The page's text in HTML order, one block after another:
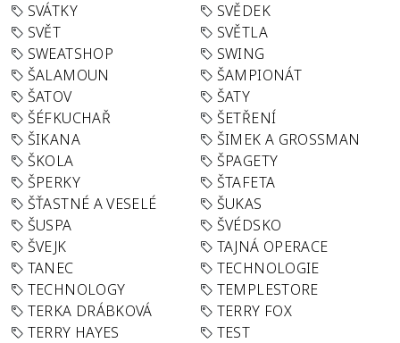
SVÁTKY
SVĚDEK
SVĚT
SVĚTLA
SWEATSHOP
SWING
ŠALAMOUN
ŠAMPIONÁT
ŠATOV
ŠATY
ŠÉFKUCHAŘ
ŠETŘENÍ
ŠIKANA
ŠIMEK A GROSSMAN
ŠKOLA
ŠPAGETY
ŠPERKY
ŠTAFETA
ŠŤASTNÉ A VESELÉ
ŠUKAS
ŠUSPA
ŠVÉDSKO
ŠVEJK
TAJNÁ OPERACE
TANEC
TECHNOLOGIE
TECHNOLOGY
TEMPLESTORE
TERKA DRÁBKOVÁ
TERRY FOX
TERRY HAYES
TEST